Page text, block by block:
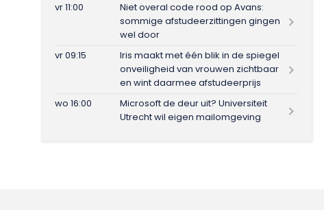
vr 11:00
Niet overal code rood op Avans:
sommige afstudeerzittingen gingen
wel door
vr 09:15
Iris maakt met één blik in de spiegel
onveiligheid van vrouwen zichtbaar
en wint daarmee afstudeerprijs
wo 16:00
Microsoft de deur uit? Universiteit
Utrecht wil eigen mailomgeving